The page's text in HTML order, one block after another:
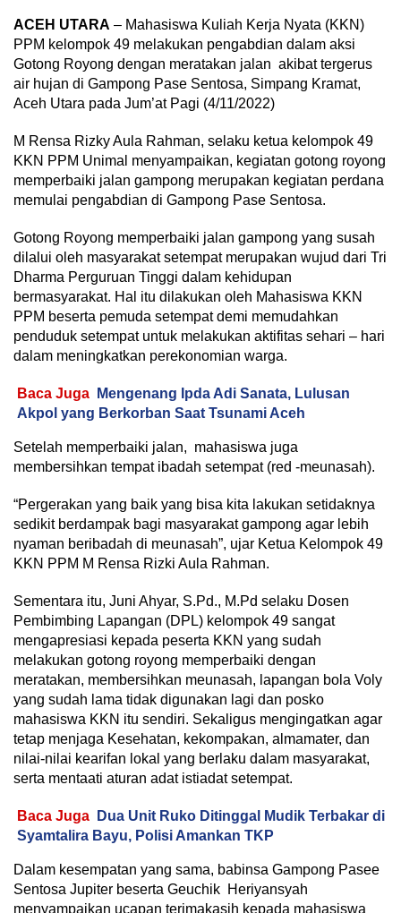
ACEH UTARA – Mahasiswa Kuliah Kerja Nyata (KKN)
PPM kelompok 49 melakukan pengabdian dalam aksi
Gotong Royong dengan meratakan jalan akibat tergerus
air hujan di Gampong Pase Sentosa, Simpang Kramat,
Aceh Utara pada Jum’at Pagi (4/11/2022)
M Rensa Rizky Aula Rahman, selaku ketua kelompok 49
KKN PPM Unimal menyampaikan, kegiatan gotong royong
memperbaiki jalan gampong merupakan kegiatan perdana
memulai pengabdian di Gampong Pase Sentosa.
Gotong Royong memperbaiki jalan gampong yang susah
dilalui oleh masyarakat setempat merupakan wujud dari Tri
Dharma Perguruan Tinggi dalam kehidupan
bermasyarakat. Hal itu dilakukan oleh Mahasiswa KKN
PPM beserta pemuda setempat demi memudahkan
penduduk setempat untuk melakukan aktifitas sehari – hari
dalam meningkatkan perekonomian warga.
Baca Juga
Mengenang Ipda Adi Sanata, Lulusan
Akpol yang Berkorban Saat Tsunami Aceh
Setelah memperbaiki jalan, mahasiswa juga
membersihkan tempat ibadah setempat (red -meunasah).
“Pergerakan yang baik yang bisa kita lakukan setidaknya
sedikit berdampak bagi masyarakat gampong agar lebih
nyaman beribadah di meunasah”, ujar Ketua Kelompok 49
KKN PPM M Rensa Rizki Aula Rahman.
Sementara itu, Juni Ahyar, S.Pd., M.Pd selaku Dosen
Pembimbing Lapangan (DPL) kelompok 49 sangat
mengapresiasi kepada peserta KKN yang sudah
melakukan gotong royong memperbaiki dengan
meratakan, membersihkan meunasah, lapangan bola Voly
yang sudah lama tidak digunakan lagi dan posko
mahasiswa KKN itu sendiri. Sekaligus mengingatkan agar
tetap menjaga Kesehatan, kekompakan, almamater, dan
nilai-nilai kearifan lokal yang berlaku dalam masyarakat,
serta mentaati aturan adat istiadat setempat.
Baca Juga
Dua Unit Ruko Ditinggal Mudik Terbakar di
Syamtalira Bayu, Polisi Amankan TKP
Dalam kesempatan yang sama, babinsa Gampong Pasee
Sentosa Jupiter beserta Geuchik Heriyansyah
menyampaikan ucapan terimakasih kepada mahasiswa